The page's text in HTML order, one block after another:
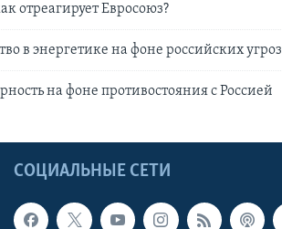
отреагирует Евросоюз?
в энергетике на фоне российских угроз
на фоне противостояния с Россией
СОЦИАЛЬНЫЕ СЕТИ